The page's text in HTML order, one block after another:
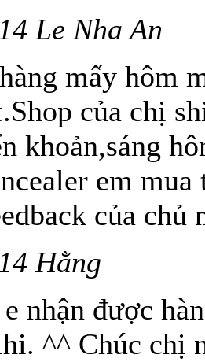
Le Nha An
mấy hôm
của chị
khoản,sáng
em
của chủ
Hằng
nhận được
^^ Chúc chị